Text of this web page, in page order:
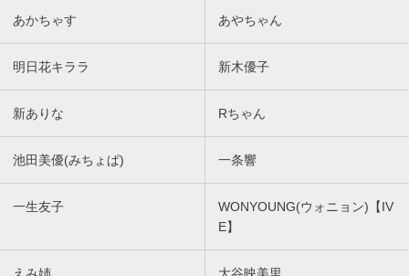
あかちゃす あやちゃん
明日花キララ 新木優子
新ありな Rちゃん
池田美優(みちょぱ) 一条響
一生友子
WONYOUNG(ウォニョン)【IV
E】